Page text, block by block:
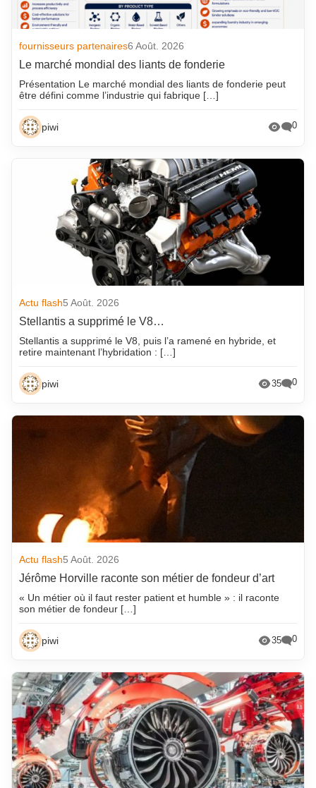
fournisseurs partenaires6 Août. 2026
Le marché mondial des liants de fonderie
Présentation Le marché mondial des liants de fonderie peut
être défini comme l’industrie qui fabrique […]
piwi 0
Actu flash5 Août. 2026
Stellantis a supprimé le V8…
Stellantis a supprimé le V8, puis l’a ramené en hybride, et
retire maintenant l’hybridation : […]
piwi 35 0
Actu flash5 Août. 2026
Jérôme Horville raconte son métier de fondeur d’art
« Un métier où il faut rester patient et humble » : il raconte
son métier de fondeur […]
piwi 35 0